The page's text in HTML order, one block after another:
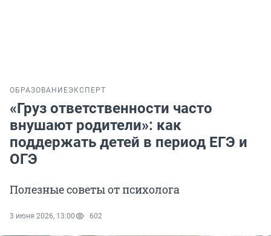
ОБРАЗОВАНИЕЭКСПЕРТ
«Груз ответственности часто
внушают родители»: как
поддержать детей в период ЕГЭ и
ОГЭ
Полезные советы от психолога
3 июня 2026, 13:00 602